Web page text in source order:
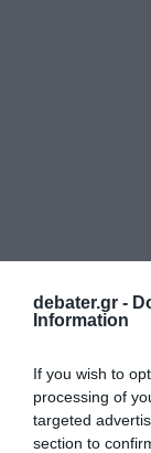
debater.gr -
Information
If you wish to
processing of
targeted
section to